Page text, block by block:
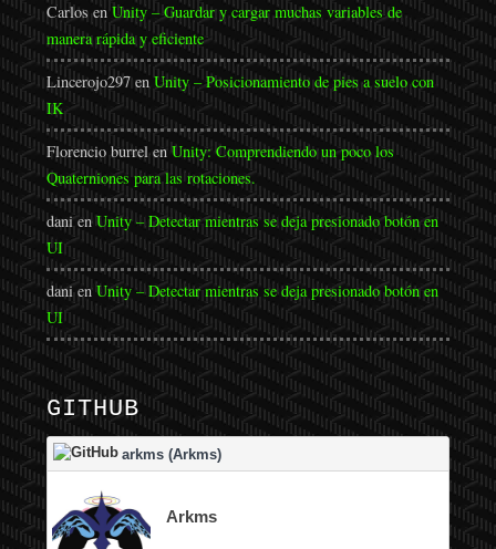
CarlosenUnity – Guardar y cargar muchas variables de
manera rápida y eficiente
Lincerojo297enUnity – Posicionamiento de pies a suelo con
IK
Florencio burrelen Unity: Comprendiendo un poco los
Quaterniones para las rotaciones.
danienUnity – Detectar mientras se deja presionado botón en
UI
danienUnity – Detectar mientras se deja presionado botón en
UI
GITHUB
arkms (Arkms)
Arkms